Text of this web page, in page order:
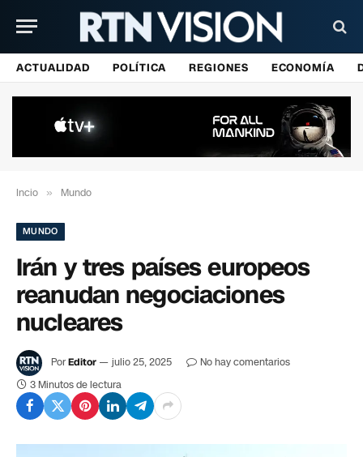
ACTUALIDAD POLÍTICA REGIONES ECONOMÍA
Incio » Mundo
MUNDO
Irán y tres países europeos
reanudan negociaciones
nucleares
PorEditor julio 25, 2025
No hay comentarios
3 Minutos de lectura